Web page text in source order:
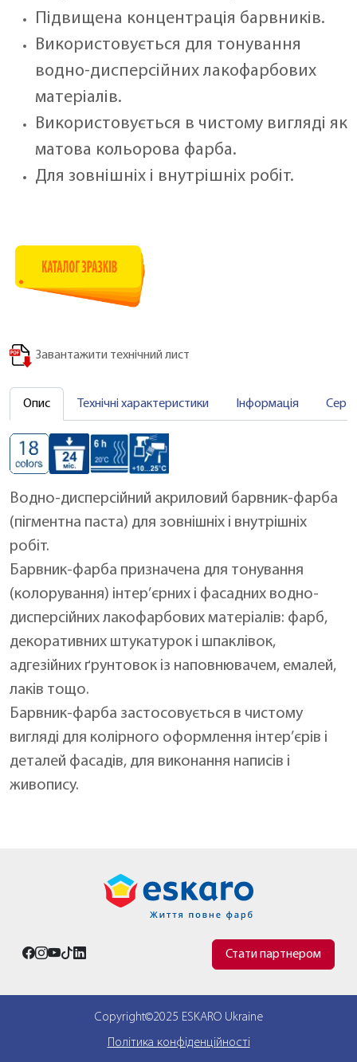
Підвищена концентрація барвників.
Використовується для тонування
водно-дисперсійних лакофарбових
матеріалів.
Використовується в чистому вигляді як
матова кольорова фарба.
Для зовнішніх і внутрішніх робіт.
Завантажити технічний лист
Опис Технічні характеристики Інформація
Водно-дисперсійний акриловий барвник-фарба
(пігментна паста) для зовнішніх і внутрішніх
робіт.
Барвник-фарба призначена для тонування
(колорування) інтер’єрних і фасадних водно-
дисперсійних лакофарбових матеріалів: фарб,
декоративних штукатурок і шпаклівок,
адгезійних ґрунтовок із наповнювачем, емалей,
лаків тощо.
Барвник-фарба застосовується в чистому
вигляді для колірного оформлення інтер’єрів і
деталей фасадів, для виконання написів і
живопису.
Стати партнером
Copyright©2025 ESKARO Ukraine
Політика конфіденційності